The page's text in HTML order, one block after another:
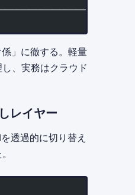
」に徹する。軽量
、実務はクラウド
レイヤー
透過的に切り替え